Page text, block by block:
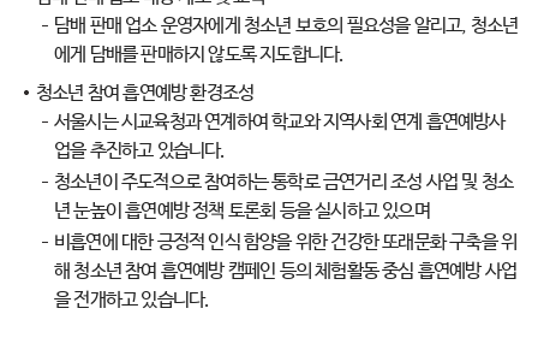
담배 판매 업소 운영자에게 청소년 보호의 필요성을 알리고, 청소년
에게 담배를 판매하지 않도록 지도합니다.
청소년 참여 흡연예방 환경조성
서울시는 시교육청과 연계하여 학교와 지역사회 연계 흡연예방사
업을 추진하고 있습니다.
청소년이 주도적으로 참여하는 통학로 금연거리 조성 사업 및 청소
년 눈높이 흡연예방 정책 토론회 등을 실시하고 있으며
비흡연에 대한 긍정적 인식 함양을 위한 건강한 또래문화 구축을 위
해 청소년 참여 흡연예방 캠페인 등의 체험활동 중심 흡연예방 사업
을 전개하고 있습니다.